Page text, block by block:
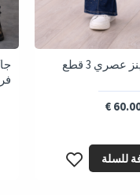
طقم بناتي جينز عصري 3 قطع
60.00
للسلة
فرو